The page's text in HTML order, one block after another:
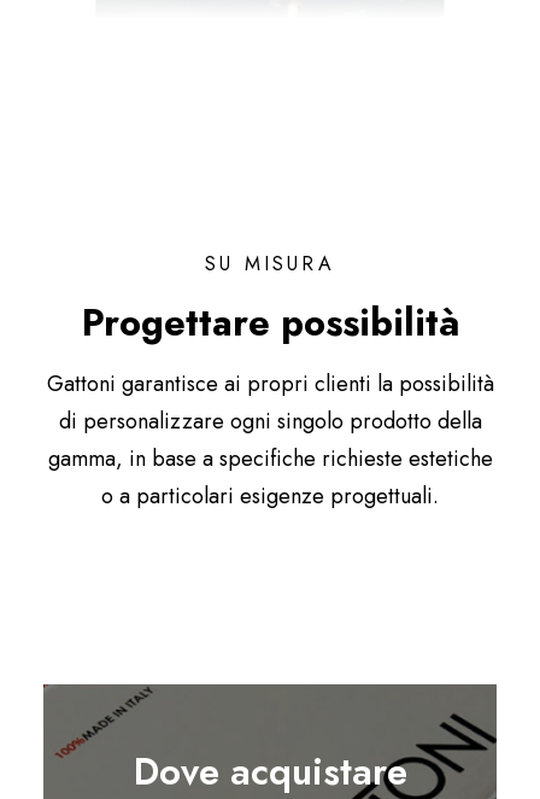
SU MISURA
Progettare possibilità
Gattoni garantisce ai propri clienti la possibilità
di personalizzare ogni singolo prodotto della
gamma, in base a specifiche richieste estetiche
o a particolari esigenze progettuali.
Dove acquistare